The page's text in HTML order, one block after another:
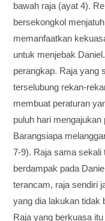
bawah raja (ayat 4).
bersekongkol
memanfaatkan
untuk menjebak
perangkap. Raja yang
terselubung rekan-
membuat peraturan
puluh hari
Barangsiapa
7-9). Raja sama sekali
berdampak pada
terancam, raja sendiri
yang dia lakukan tidak
Raja yang berkuasa